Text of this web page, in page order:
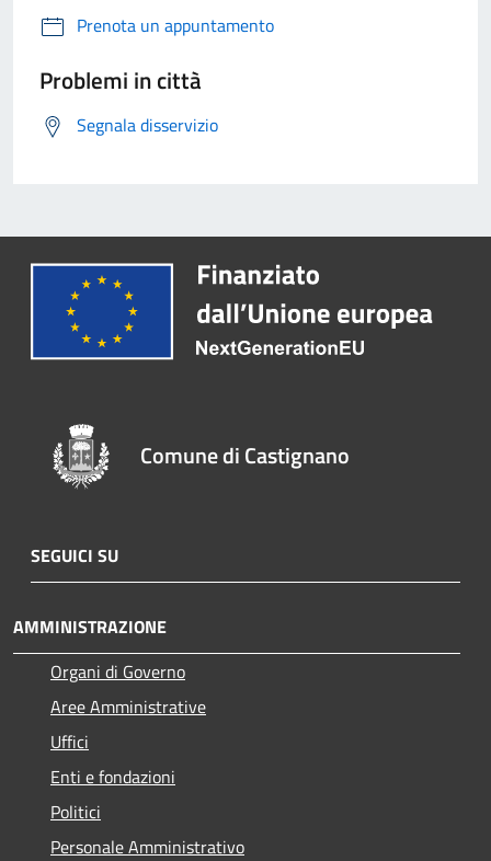
Prenota un appuntamento
Problemi in città
Segnala disservizio
Comune di Castignano
SEGUICI SU
AMMINISTRAZIONE
Organi di Governo
Aree Amministrative
Uffici
Enti e fondazioni
Politici
Personale Amministrativo